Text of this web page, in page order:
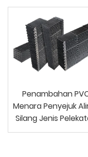
Penambahan
Menara Penyejuk
Silang Jenis